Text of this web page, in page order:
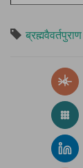
ब्रह्मवैवर्तपुराण